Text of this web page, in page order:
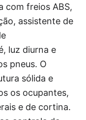
com freios ABS,
assistente de
luz diurna e
pneus. O
sólida e
os ocupantes,
e de cortina.